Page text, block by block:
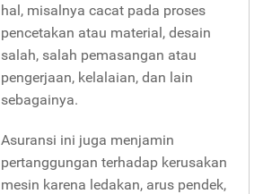
hal, misalnya cacat pada proses
pencetakan atau material, desain
salah, salah pemasangan atau
pengerjaan, kelalaian, dan lain
sebagainya.
Asuransi ini juga menjamin
pertanggungan terhadap kerusakan
mesin karena ledakan, arus pendek,